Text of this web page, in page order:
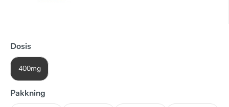
Dosis
400mg
Pakkning